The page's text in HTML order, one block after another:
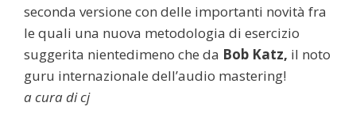
seconda versione con delle importanti novità fra
le quali una nuova metodologia di esercizio
suggerita nientedimeno che da Bob Katz, il noto
guru internazionale dell’audio mastering!
a cura di cj